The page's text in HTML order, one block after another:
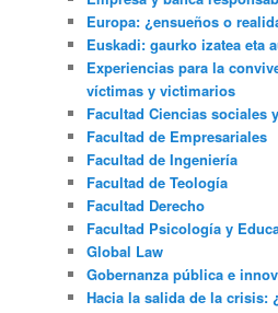
Europa: ¿ensueños o
Euskadi: gaurko izatea eta
Experiencias para la
víctimas y victimarios
Facultad Ciencias sociales
Facultad de Empresariales
Facultad de Ingeniería
Facultad de Teología
Facultad Derecho
Facultad Psicología y
Global Law
Gobernanza pública e
Hacia la salida de la crisis: